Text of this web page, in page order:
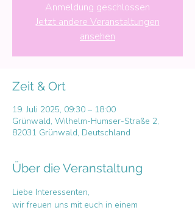
Anmeldung geschlossen
Jetzt andere Veranstaltungen
ansehen
Zeit & Ort
19. Juli 2025, 09:30 – 18:00
Grünwald, Wilhelm-Humser-Straße 2,
82031 Grünwald, Deutschland
Über die Veranstaltung
Liebe Interessenten,
wir freuen uns mit euch in einem